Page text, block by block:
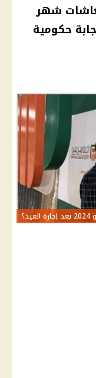
شهر
: إجابة حكومية